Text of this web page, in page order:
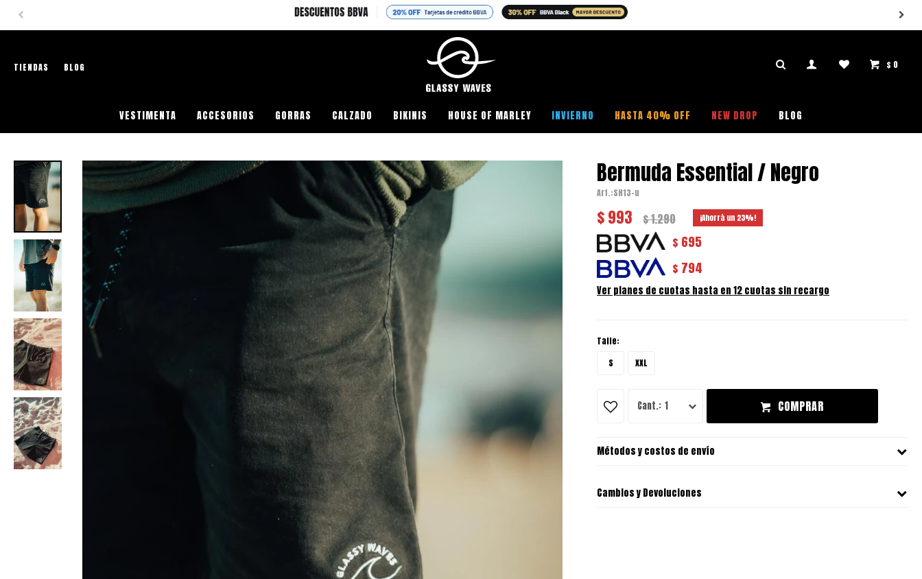
VESTIMENTA ACCESORIOS GORRAS CALZADO BIKINIS HOUSE OF MARLEY INVIERNO HASTA 40% OFF NEW DROP BLOG
 $ 0
TIENDAS BLOG
Bermuda Essential / Negro
SH13-u
$993 $1.290 23
$ 695
$ 794
Ver planes de cuotas hasta en 12 cuotas sin recargo
Talle:
S
XXL
1 COMPRAR
Métodos y costos de envío
Cambios y Devoluciones